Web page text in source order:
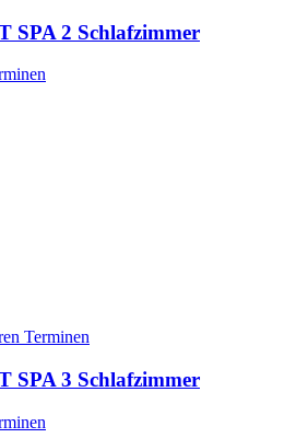
SPA 2 Schlafzimmer
Terminen
SPA 3 Schlafzimmer